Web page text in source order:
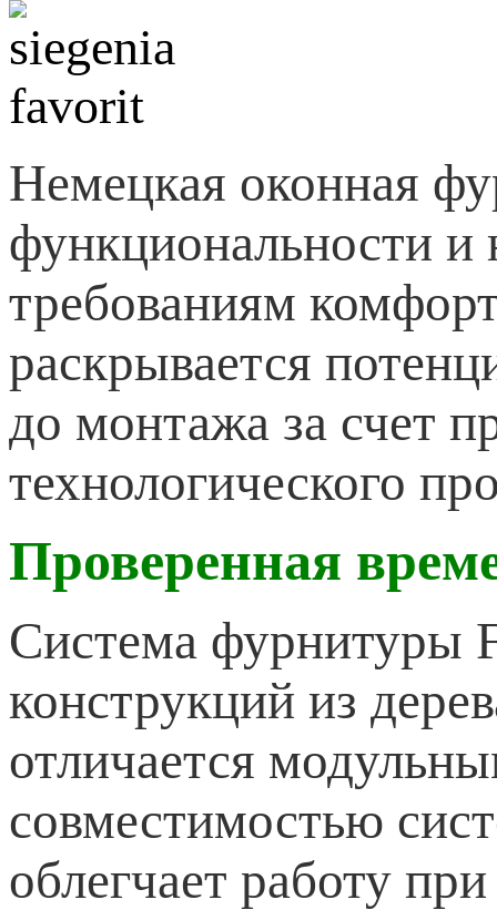
Немецкая оконная
функциональности и
требованиям
раскрывается
до монтажа за счет
технологического
Проверенная
Система фурнитуры
конструкций из
отличается
совместимостью
облегчает работу